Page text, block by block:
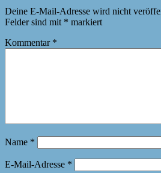
Deine E-Mail-Adresse wird nicht
Felder sind mit * markiert
Kommentar *
Name *
E-Mail-Adresse *